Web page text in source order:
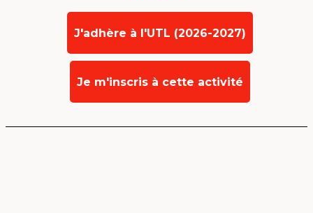
J'adhère à l'UTL (2026-2027)
Je m'inscris à cette activité